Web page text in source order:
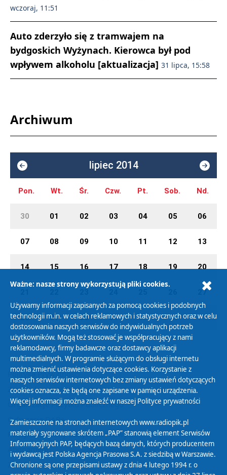
wczoraj, 11:51
Auto zderzyło się z tramwajem na
bydgoskich Wyżynach. Kierowca był pod
wpływem alkoholu [aktualizacja] 31 lipca, 15:58
Archiwum
lipiec 2014
Pon. Wt. Śr. Czw. Pt. Sob. Nd.
30 01 02 03 04 05 06
07 08 09 10 11 12 13
14 15 16 17 18 19 20
27
28 29 30 31 01 02 03
Polityka Prywatności
Zasady korzystania z Serwisu
Organizacje Pożytku Publicznego
Cyfryzacja DAB+
Polityka ochrony danych osobowych
Abonament
Zamówienia publiczne
Ważne: nasze strony wykorzystują pliki cookies.
Używamy informacji zapisanych za pomocą cookies i podobnych
technologii m.in. w celach reklamowych i statystycznych oraz w celu
dostosowania naszych serwisów do indywidualnych potrzeb
użytkowników. Mogą też stosować je współpracujący z nami
reklamodawcy, firmy badawcze oraz dostawcy aplikacji
multimedialnych. W programie służącym do obsługi internetu
można zmienić ustawienia dotyczące cookies. Korzystanie z
naszych serwisów internetowych bez zmiany ustawień dotyczących
cookies oznacza, że będą one zapisane w pamięci urządzenia.
Więcej informacji można znaleźć w naszej Polityce prywatności
Zamieszczone na stronach internetowych www.radiopik.pl
materiały sygnowane skrótem „PAP” stanowią element Serwisów
Informacyjnych PAP, będących bazą danych, których producentem
i wydawcą jest Polska Agencja Prasowa S.A. z siedzibą w Warszawie.
Chronione są one przepisami ustawy z dnia 4 lutego 1994 r. o